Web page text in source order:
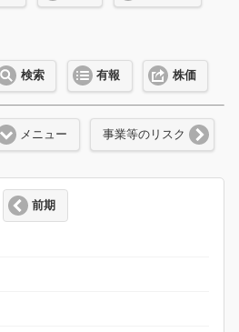
検索 有報 株価
メニュー 事業等のリスク
前期